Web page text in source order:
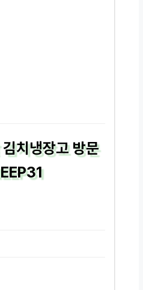
치냉장고 방문